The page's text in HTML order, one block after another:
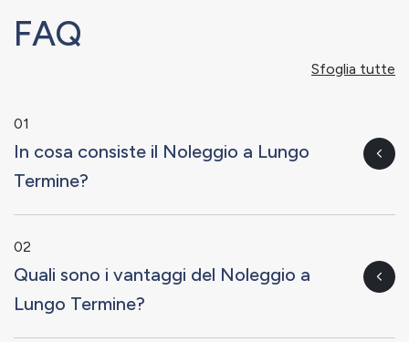
FAQ
Sfoglia tutte
01
In cosa consiste il Noleggio a Lungo
Termine?
02
Quali sono i vantaggi del Noleggio a
Lungo Termine?